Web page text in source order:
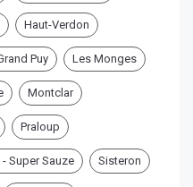
Haut-Verdon
Puy Les Monges
Montclar
Praloup
Super Sauze Sisteron